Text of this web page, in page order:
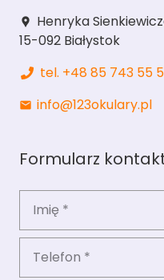
location_pin
Henryka
15-092 Białystok
tel. +48 85 743 55
mail info@123okulary.pl
Formularz